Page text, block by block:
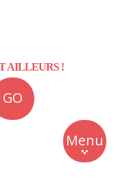
AILLEURS !
GO
Menu
Insolite
Business